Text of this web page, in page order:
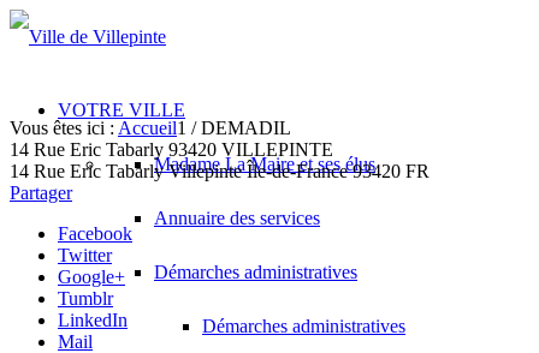
VOTRE VILLE
Madame La Maire et ses élus
Annuaire des services
Démarches administratives
Démarches administratives
Vous êtes ici : Accueil1 / DEMADIL
14 Rue Eric Tabarly 93420 VILLEPINTE
14 Rue Eric Tabarly Villepinte Île-de-France 93420 FR
Partager
Facebook
Twitter
Google+
Tumblr
LinkedIn
Mail